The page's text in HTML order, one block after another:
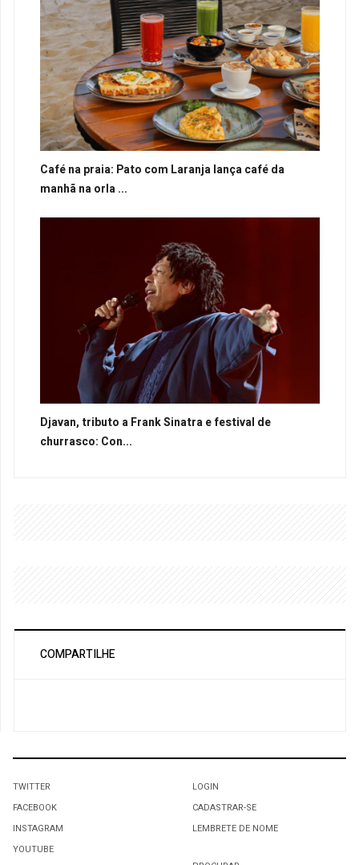
Café na praia: Pato com Laranja lança café da
manhã na orla ...
Djavan, tributo a Frank Sinatra e festival de
churrasco: Con...
COMPARTILHE
TWITTER
FACEBOOK
INSTAGRAM
YOUTUBE
LOGIN
CADASTRAR-SE
LEMBRETE DE NOME